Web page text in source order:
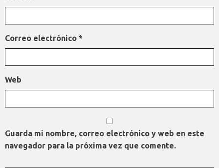
Correo electrónico *
Web
Guarda mi nombre, correo electrónico y web en este
navegador para la próxima vez que comente.